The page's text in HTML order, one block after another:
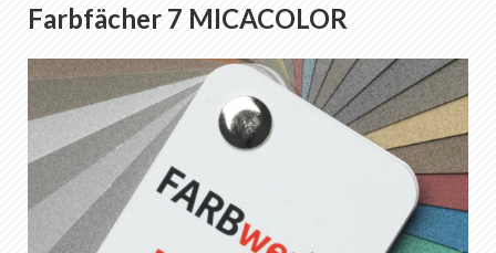
Farbfächer 7 MICACOLOR